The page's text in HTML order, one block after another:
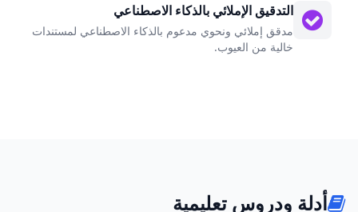
التدقيق الإملائي بالذكاء الاصطناعي
مدقق إملائي ونحوي مدعوم بالذكاء الاصطناعي لمستندات
خالية من العيوب.
أدلة ودروس تعليمية